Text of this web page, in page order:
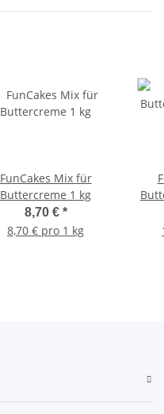
FunCakes Mix für
Buttercreme 1 kg
8,70 € *
8,70 € pro 1 kg